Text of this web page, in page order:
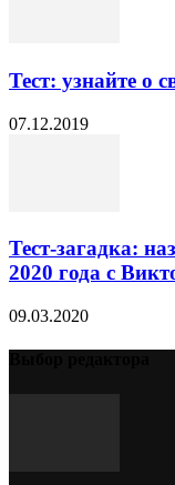
Тест: узнайте о
07.12.2019
Тест-загадка:
2020 года с
09.03.2020